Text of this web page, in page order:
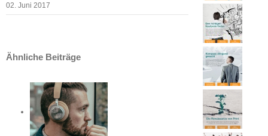
02. Juni 2017
Ähnliche Beiträge